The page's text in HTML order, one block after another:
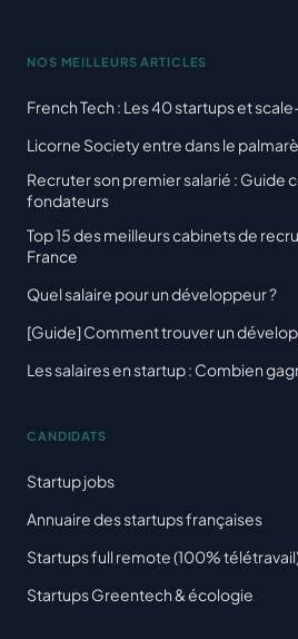
NOS MEILLEURS ARTICLES
French Tech : Les 40 startups et
Licorne Society entre dans le
Recruter son premier salarié : Guide
fondateurs
Top 15 des meilleurs cabinets de
France
Quel salaire pour un développeur ?
[Guide] Comment trouver un
Les salaires en startup : Combien
CANDIDATS
Startup jobs
Annuaire des startups françaises
Startups full remote (100%
Startups Greentech & écologie